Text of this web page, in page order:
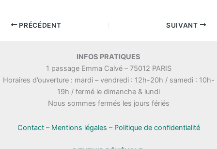
PRÉCÉDENT SUIVANT
INFOS PRATIQUES
1 passage Emma Calvé – 75012 PARIS
Horaires d’ouverture : mardi – vendredi : 12h-20h / samedi : 10h-
19h / fermé le dimanche & lundi
Nous sommes fermés les jours fériés
Contact– Mentions légales – Politique de confidentialité